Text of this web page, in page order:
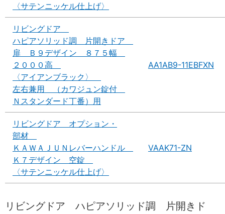
〈サテンニッケル仕上げ〉
リビングドア
ハピアソリッド調 片開きドア
扉 Ｂ９デザイン ８７５幅
２０００高
〈アイアンブラック〉
左右兼用 （カワジュン錠付
Ｎスタンダード丁番）用
AA1AB9-11EBFXN
リビングドア オプション・
部材
ＫＡＷＡＪＵＮレバーハンドル
Ｋ７デザイン 空錠
〈サテンニッケル仕上げ〉
VAAK71-ZN
リビングドア ハピアソリッド調 片開きド